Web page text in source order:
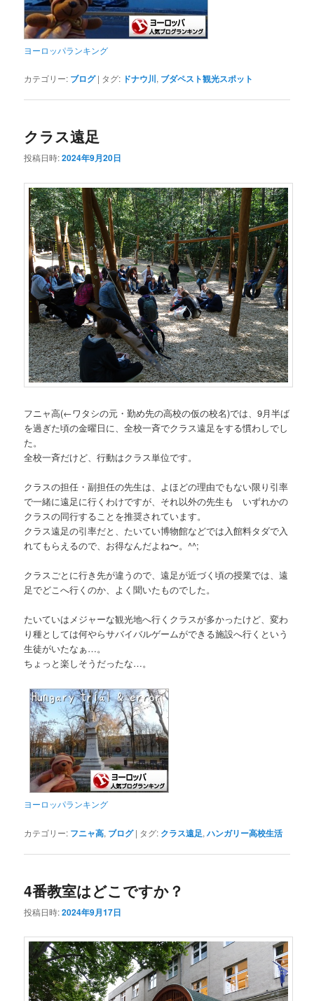
ヨーロッパランキング
カテゴリー: ブログ | タグ: ドナウ川, ブダペスト観光スポット
クラス遠足
投稿日時:2024年9月20日
フニャ高(←ワタシの元・勤め先の高校の仮の校名)では、9月半ば
を過ぎた頃の金曜日に、全校一斉でクラス遠足をする慣わしでし
た。
全校一斉だけど、行動はクラス単位です。
クラスの担任・副担任の先生は、よほどの理由でもない限り引率
で一緒に遠足に行くわけですが、それ以外の先生も いずれかの
クラスの同行することを推奨されています。
クラス遠足の引率だと、たいてい博物館などでは入館料タダで入
れてもらえるので、お得なんだよね〜。^^;
クラスごとに行き先が違うので、遠足が近づく頃の授業では、遠
足でどこへ行くのか、よく聞いたものでした。
たいていはメジャーな観光地へ行くクラスが多かったけど、変わ
り種としては何やらサバイバルゲームができる施設へ行くという
生徒がいたなぁ…。
ちょっと楽しそうだったな…。
ヨーロッパランキング
カテゴリー: フニャ高, ブログ | タグ: クラス遠足,ハンガリー高校生活
4番教室はどこですか？
投稿日時:2024年9月17日